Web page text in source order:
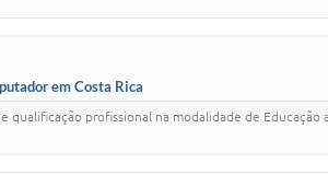
em Costa Rica
profissional na modalidade de Educação